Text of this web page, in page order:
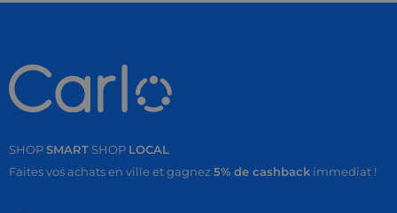
SHOPSMART SHOP LOCAL
Faites vos achats en ville et gagnez 5% de cashback immediat !